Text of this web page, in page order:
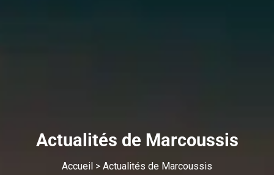
Actualités de Marcoussis
Accueil > Actualités de Marcoussis